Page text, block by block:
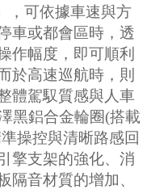
，可依據車速與方
車或都會區時，透
作幅度，即可順利
於高速巡航時，則
體駕馭質感與人車
黑鋁合金輪圈(搭載
操控與清晰路感回
擎支架的強化、消
隔音材質的增加、